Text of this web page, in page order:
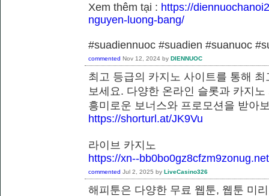
Xem thêm tại : https://
nguyen-luong-bang/
#suadiennuoc #suadien #suanuoc
commented Nov 12, 2024 by DIENNUOC
최고 등급의 카지노 사이트를 통해
보세요. 다양한 온라인 슬롯과 카지
흥미로운 보너스와 프로모션을 받
https://shorturl.at/JK9Vu
라이브 카지노
https://xn--bb0bo0gz8cfzm9zonug.net
commented Jul 2, 2025 by LiveCasino326
해피툰은 다양한 무료 웹툰, 웹툰 미